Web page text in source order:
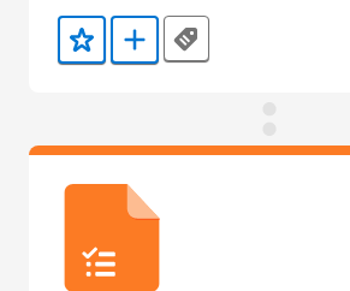
Zu Favoriten hinzufügen
Zu Trailmix hinzufügen
Tags